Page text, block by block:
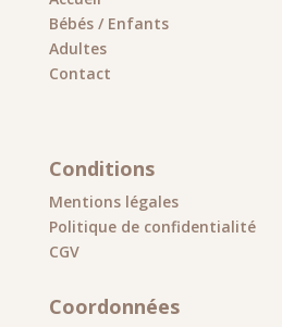
Bébés / Enfants
Adultes
Contact
Conditions
Mentions légales
Politique de confidentialité
CGV
Coordonnées